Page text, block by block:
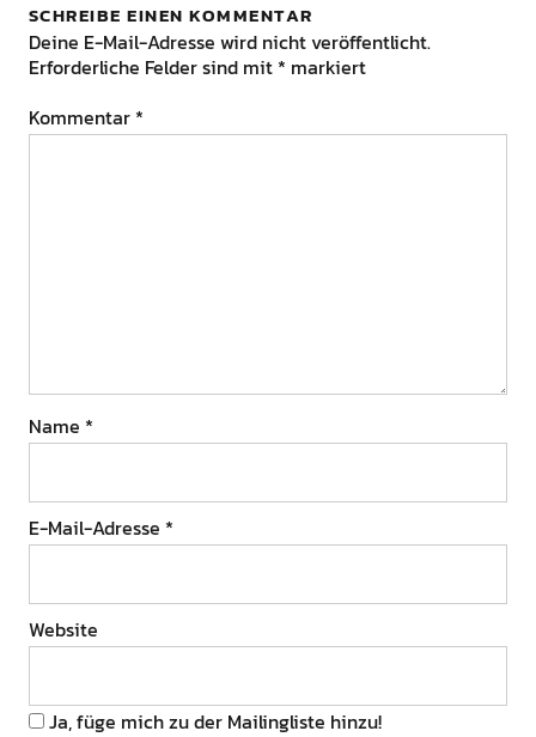
SCHREIBE EINEN KOMMENTAR
Deine E-Mail-Adresse wird nicht veröffentlicht.
Erforderliche Felder sind mit * markiert
Kommentar *
Name *
E-Mail-Adresse *
Website
Ja, füge mich zu der Mailingliste hinzu!